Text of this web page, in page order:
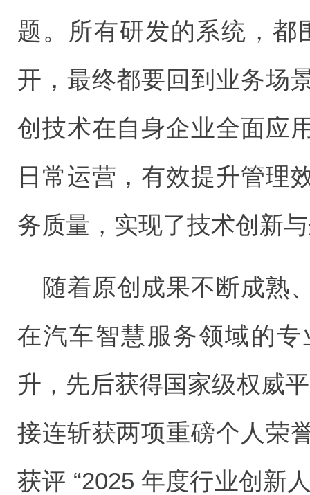
题。所有研发的系统，都
开，最终都要回到业务场
创技术在自身企业全面应
日常运营，有效提升管理
务质量，实现了技术创新
随着原创成果不断成熟
在汽车智慧服务领域的
升，先后获得国家级权威
接连斩获两项重磅个人荣
获评 “2025 年度行业创新